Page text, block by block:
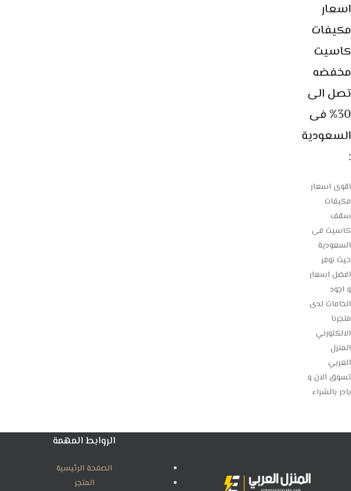
اسعار
مكيفات
كاسيت
مخفضه
تصل الى
30% فى
السعودية
:
اقوى اسعار
مكيفات
سقف
كاسيت فى
السعودية
حيث نوفر
افضل اسعار
و اجود
الخامات لدى
متجرنا
الالكتورني
المنزل
العربي
تسوق الان و
بادر بالشراء
الروابط المهمة
الصفحة الرئيسية
المتجر